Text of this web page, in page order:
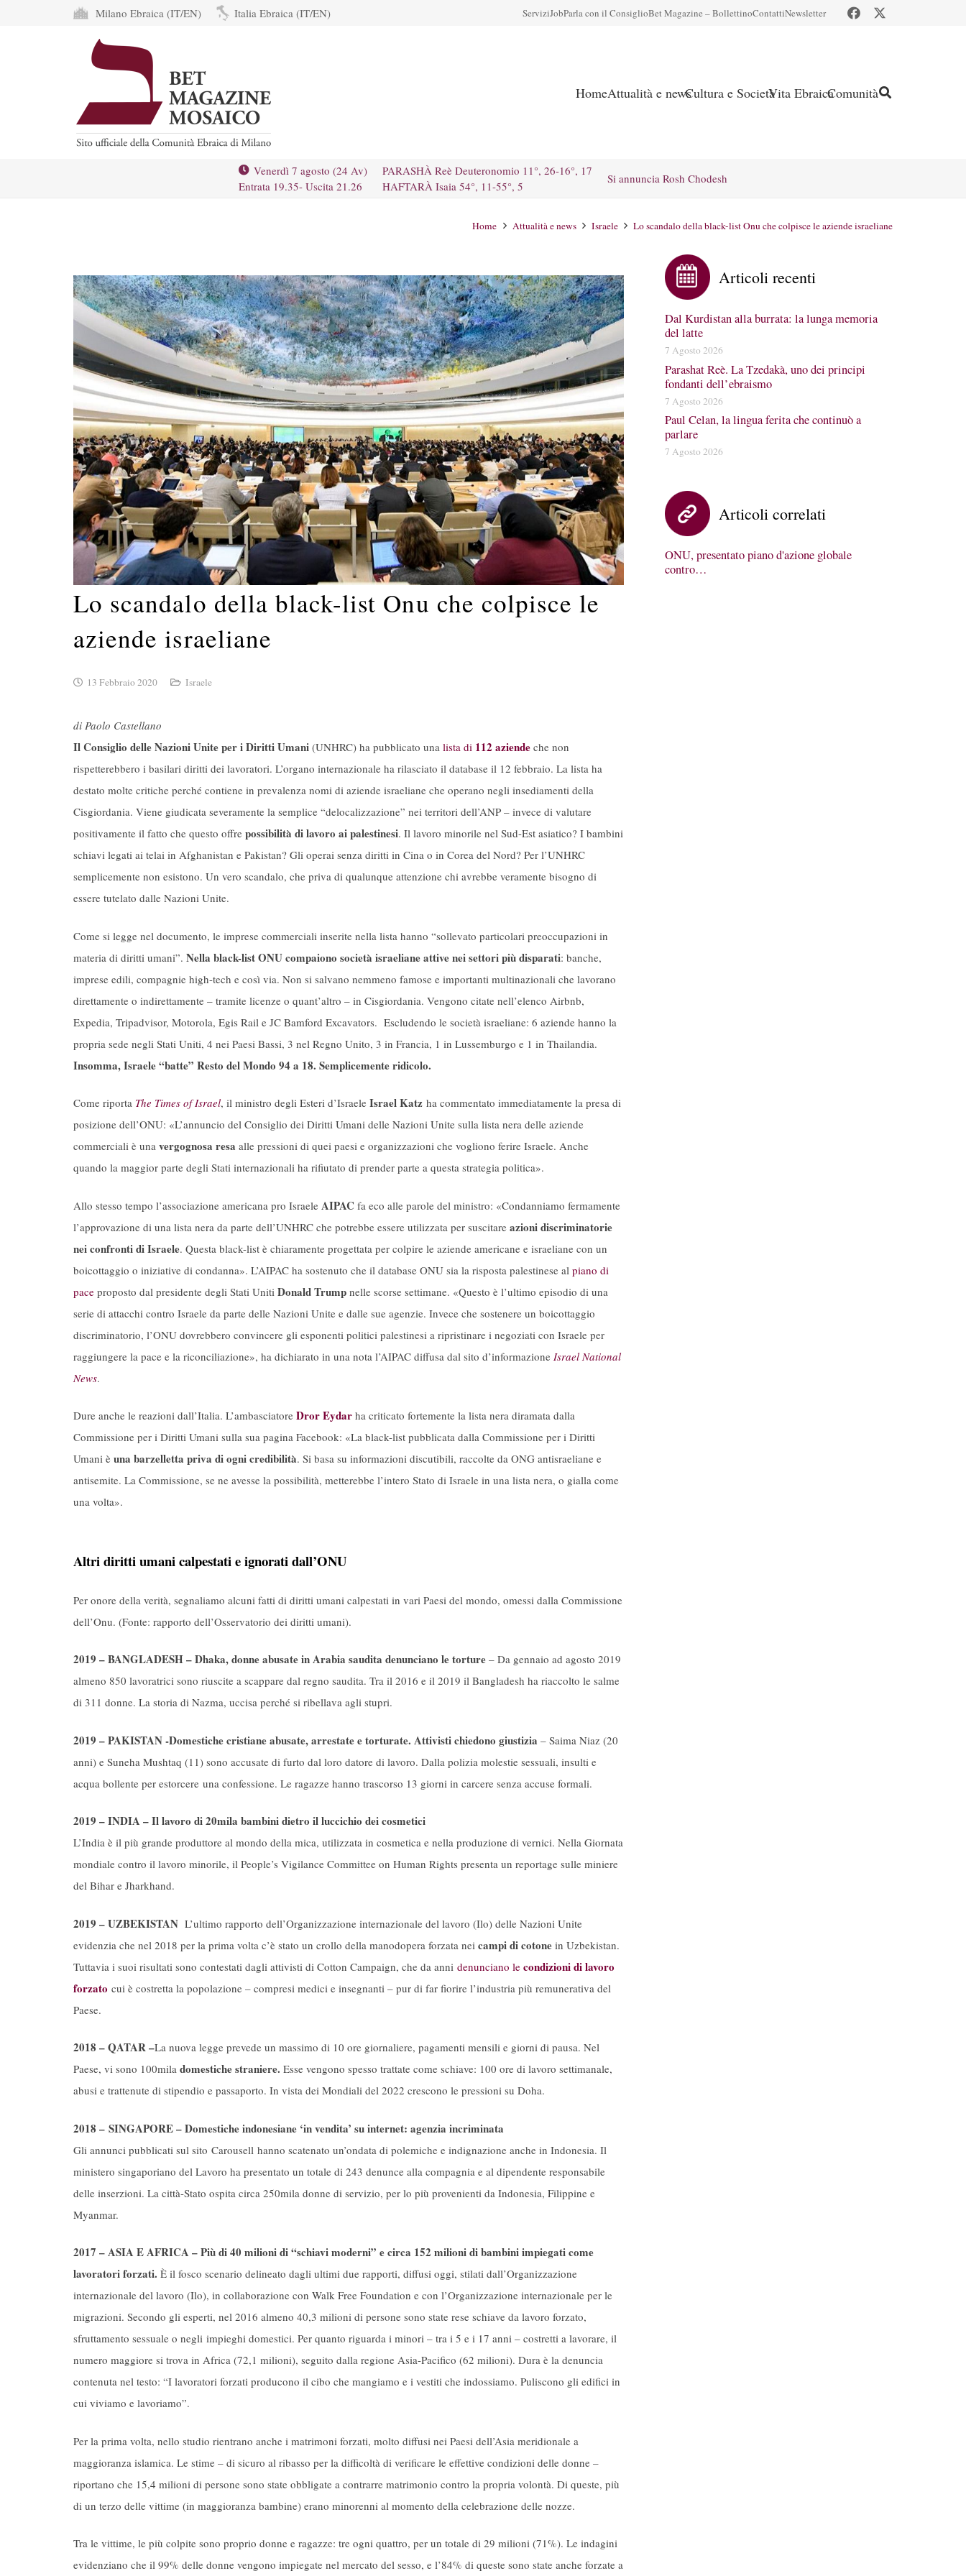
Milano Ebraica (IT/EN) Italia Ebraica (IT/EN) ServiziJobParla con il ConsiglioBet Magazine – BollettinoContattiNewsletter
HomeAttualità e newsCultura e SocietàVita EbraicaComunità
Venerdì 7 agosto (24 Av)
Entrata 19.35- Uscita 21.26
PARASHÀ Reè Deuteronomio 11°, 26-16°, 17
HAFTARÀ Isaia 54°, 11-55°, 5
Si annuncia Rosh Chodesh
Home Attualità e news Israele Lo scandalo della black-list Onu che colpisce le aziende israeliane
Lo scandalo della black-list Onu che colpisce le
aziende israeliane
13 Febbraio 2020 Israele
di Paolo Castellano
Il Consiglio delle Nazioni Unite per i Diritti Umani (UNHRC) ha pubblicato una lista di 112 aziende che non
rispetterebbero i basilari diritti dei lavoratori. L’organo internazionale ha rilasciato il database il 12 febbraio. La lista ha
destato molte critiche perché contiene in prevalenza nomi di aziende israeliane che operano negli insediamenti della
Cisgiordania. Viene giudicata severamente la semplice “delocalizzazione” nei territori dell’ANP – invece di valutare
positivamente il fatto che questo offre possibilità di lavoro ai palestinesi. Il lavoro minorile nel Sud-Est asiatico? I bambini
schiavi legati ai telai in Afghanistan e Pakistan? Gli operai senza diritti in Cina o in Corea del Nord? Per l’UNHRC
semplicemente non esistono. Un vero scandalo, che priva di qualunque attenzione chi avrebbe veramente bisogno di
essere tutelato dalle Nazioni Unite.
Come si legge nel documento, le imprese commerciali inserite nella lista hanno “sollevato particolari preoccupazioni in
materia di diritti umani”. Nella black-list ONU compaiono società israeliane attive nei settori più disparati: banche,
imprese edili, compagnie high-tech e così via. Non si salvano nemmeno famose e importanti multinazionali che lavorano
direttamente o indirettamente – tramite licenze o quant’altro – in Cisgiordania. Vengono citate nell’elenco Airbnb,
Expedia, Tripadvisor, Motorola, Egis Rail e JC Bamford Excavators. Escludendo le società israeliane: 6 aziende hanno la
propria sede negli Stati Uniti, 4 nei Paesi Bassi, 3 nel Regno Unito, 3 in Francia, 1 in Lussemburgo e 1 in Thailandia.
Insomma, Israele “batte” Resto del Mondo 94 a 18. Semplicemente ridicolo.
Come riporta The Times of Israel, il ministro degli Esteri d’Israele Israel Katz ha commentato immediatamente la presa di
posizione dell’ONU: «L’annuncio del Consiglio dei Diritti Umani delle Nazioni Unite sulla lista nera delle aziende
commerciali è una vergognosa resa alle pressioni di quei paesi e organizzazioni che vogliono ferire Israele. Anche
quando la maggior parte degli Stati internazionali ha rifiutato di prender parte a questa strategia politica».
Allo stesso tempo l’associazione americana pro Israele AIPAC fa eco alle parole del ministro: «Condanniamo fermamente
l’approvazione di una lista nera da parte dell’UNHRC che potrebbe essere utilizzata per suscitare azioni discriminatorie
nei confronti di Israele. Questa black-list è chiaramente progettata per colpire le aziende americane e israeliane con un
boicottaggio o iniziative di condanna». L’AIPAC ha sostenuto che il database ONU sia la risposta palestinese al piano di
pace proposto dal presidente degli Stati Uniti Donald Trump nelle scorse settimane. «Questo è l’ultimo episodio di una
serie di attacchi contro Israele da parte delle Nazioni Unite e dalle sue agenzie. Invece che sostenere un boicottaggio
discriminatorio, l’ONU dovrebbero convincere gli esponenti politici palestinesi a ripristinare i negoziati con Israele per
raggiungere la pace e la riconciliazione», ha dichiarato in una nota l’AIPAC diffusa dal sito d’informazione Israel National
News.
Dure anche le reazioni dall’Italia. L’ambasciatore Dror Eydar ha criticato fortemente la lista nera diramata dalla
Commissione per i Diritti Umani sulla sua pagina Facebook: «La black-list pubblicata dalla Commissione per i Diritti
Umani è una barzelletta priva di ogni credibilità. Si basa su informazioni discutibili, raccolte da ONG antisraeliane e
antisemite. La Commissione, se ne avesse la possibilità, metterebbe l’intero Stato di Israele in una lista nera, o gialla come
una volta».
Altri diritti umani calpestati e ignorati dall’ONU
Per onore della verità, segnaliamo alcuni fatti di diritti umani calpestati in vari Paesi del mondo, omessi dalla Commissione
dell’Onu. (Fonte: rapporto dell’Osservatorio dei diritti umani).
2019 – BANGLADESH – Dhaka, donne abusate in Arabia saudita denunciano le torture – Da gennaio ad agosto 2019
almeno 850 lavoratrici sono riuscite a scappare dal regno saudita. Tra il 2016 e il 2019 il Bangladesh ha riaccolto le salme
di 311 donne. La storia di Nazma, uccisa perché si ribellava agli stupri.
2019 – PAKISTAN -Domestiche cristiane abusate, arrestate e torturate. Attivisti chiedono giustizia – Saima Niaz (20
anni) e Suneha Mushtaq (11) sono accusate di furto dal loro datore di lavoro. Dalla polizia molestie sessuali, insulti e
acqua bollente per estorcere una confessione. Le ragazze hanno trascorso 13 giorni in carcere senza accuse formali.
2019 – INDIA – Il lavoro di 20mila bambini dietro il luccichio dei cosmetici
L’India è il più grande produttore al mondo della mica, utilizzata in cosmetica e nella produzione di vernici. Nella Giornata
mondiale contro il lavoro minorile, il People’s Vigilance Committee on Human Rights presenta un reportage sulle miniere
del Bihar e Jharkhand.
2019 – UZBEKISTAN L’ultimo rapporto dell’Organizzazione internazionale del lavoro (Ilo) delle Nazioni Unite
evidenzia che nel 2018 per la prima volta c’è stato un crollo della manodopera forzata nei campi di cotone in Uzbekistan.
Tuttavia i suoi risultati sono contestati dagli attivisti di Cotton Campaign, che da anni denunciano le condizioni di lavoro
forzato cui è costretta la popolazione – compresi medici e insegnanti – pur di far fiorire l’industria più remunerativa del
Paese.
2018 – QATAR –La nuova legge prevede un massimo di 10 ore giornaliere, pagamenti mensili e giorni di pausa. Nel
Paese, vi sono 100mila domestiche straniere. Esse vengono spesso trattate come schiave: 100 ore di lavoro settimanale,
abusi e trattenute di stipendio e passaporto. In vista dei Mondiali del 2022 crescono le pressioni su Doha.
2018 – SINGAPORE – Domestiche indonesiane ‘in vendita’ su internet: agenzia incriminata
Gli annunci pubblicati sul sito Carousell hanno scatenato un’ondata di polemiche e indignazione anche in Indonesia. Il
ministero singaporiano del Lavoro ha presentato un totale di 243 denunce alla compagnia e al dipendente responsabile
delle inserzioni. La città-Stato ospita circa 250mila donne di servizio, per lo più provenienti da Indonesia, Filippine e
Myanmar.
2017 – ASIA E AFRICA – Più di 40 milioni di “schiavi moderni” e circa 152 milioni di bambini impiegati come
lavoratori forzati. È il fosco scenario delineato dagli ultimi due rapporti, diffusi oggi, stilati dall’Organizzazione
internazionale del lavoro (Ilo), in collaborazione con Walk Free Foundation e con l’Organizzazione internazionale per le
migrazioni. Secondo gli esperti, nel 2016 almeno 40,3 milioni di persone sono state rese schiave da lavoro forzato,
sfruttamento sessuale o negli impieghi domestici. Per quanto riguarda i minori – tra i 5 e i 17 anni – costretti a lavorare, il
numero maggiore si trova in Africa (72,1 milioni), seguito dalla regione Asia-Pacifico (62 milioni). Dura è la denuncia
contenuta nel testo: “I lavoratori forzati producono il cibo che mangiamo e i vestiti che indossiamo. Puliscono gli edifici in
cui viviamo e lavoriamo”.
Per la prima volta, nello studio rientrano anche i matrimoni forzati, molto diffusi nei Paesi dell’Asia meridionale a
maggioranza islamica. Le stime – di sicuro al ribasso per la difficoltà di verificare le effettive condizioni delle donne –
riportano che 15,4 milioni di persone sono state obbligate a contrarre matrimonio contro la propria volontà. Di queste, più
di un terzo delle vittime (in maggioranza bambine) erano minorenni al momento della celebrazione delle nozze.
Tra le vittime, le più colpite sono proprio donne e ragazze: tre ogni quattro, per un totale di 29 milioni (71%). Le indagini
evidenziano che il 99% delle donne vengono impiegate nel mercato del sesso, e l’84% di queste sono state anche forzate a
Articoli recenti
Dal Kurdistan alla burrata: la lunga memoria
del latte
7 Agosto 2026
Parashat Reè. La Tzedakà, uno dei principi
fondanti dell’ebraismo
7 Agosto 2026
Paul Celan, la lingua ferita che continuò a
parlare
7 Agosto 2026
Articoli correlati
ONU, presentato piano d'azione globale
contro…